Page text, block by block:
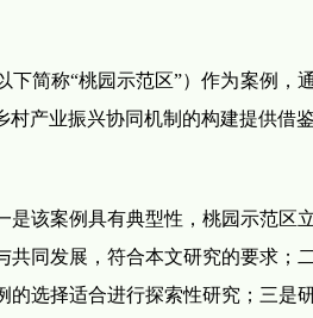
简称“桃园示范区”）作为案例，
产业振兴协同机制的构建提供借鉴
该案例具有典型性，桃园示范区
同发展，符合本文研究的要求；
选择适合进行探索性研究；三是